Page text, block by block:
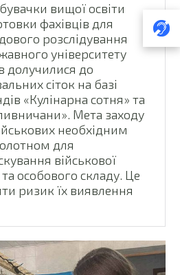
вищої освіти
фахівців для
розслідування
університету
долучилися до
сіток на базі
«Кулінарна сотня» та
Мета заходу
необхідним
для
військової
особового складу. Це
ризик їх виявлення